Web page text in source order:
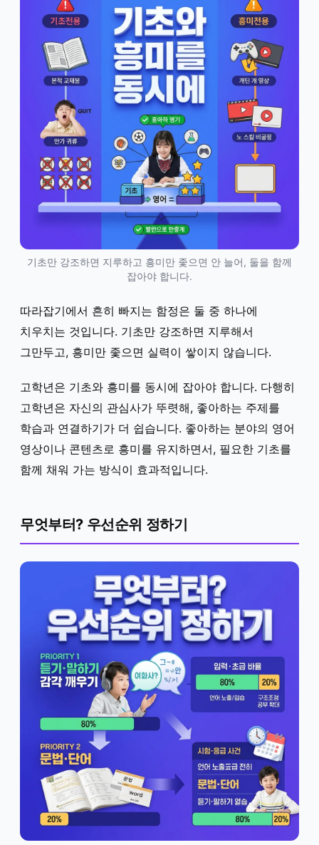
기초만 강조하면 지루하고 흥미만 좇으면 안 늘어, 둘을 함께
잡아야 합니다.
따라잡기에서 흔히 빠지는 함정은 둘 중 하나에
치우치는 것입니다. 기초만 강조하면 지루해서
그만두고, 흥미만 좇으면 실력이 쌓이지 않습니다.
고학년은 기초와 흥미를 동시에 잡아야 합니다. 다행히
고학년은 자신의 관심사가 뚜렷해, 좋아하는 주제를
학습과 연결하기가 더 쉽습니다. 좋아하는 분야의 영어
영상이나 콘텐츠로 흥미를 유지하면서, 필요한 기초를
함께 채워 가는 방식이 효과적입니다.
무엇부터? 우선순위 정하기